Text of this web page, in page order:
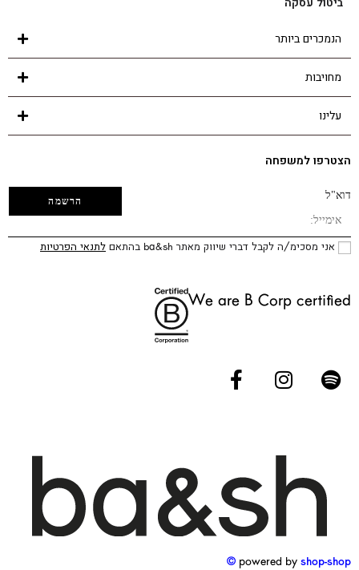
הנמכרים ביותר
מחויבות
עלינו
הצטרפו למשפחה
דוא"ל
אני מסכימ/ה לקבל דברי שיווק מאתר ba&sh בהתאם לתנאי הפרטיות
We are B Corp certified
powered by shop-shop ©️